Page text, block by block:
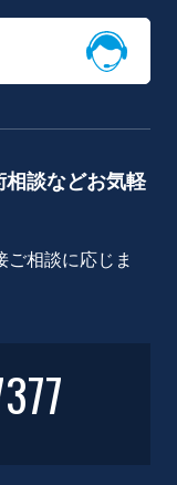
談などお気軽
相談に応じま